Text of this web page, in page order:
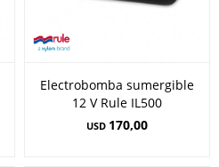
Electrobomba sumergible
12 V Rule IL500
USD 170,00